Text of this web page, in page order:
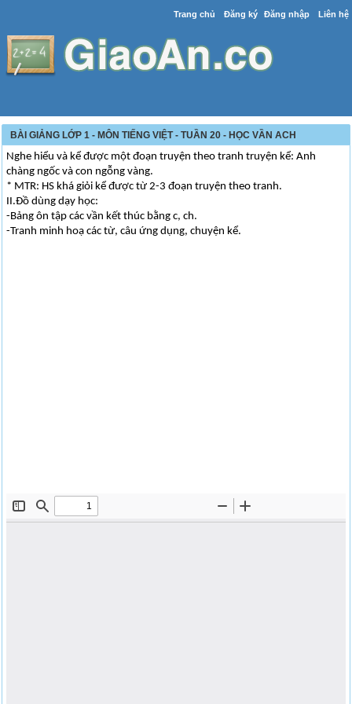
Trang chủ Đăng ký Đăng nhập Liên hệ
BÀI GIẢNG LỚP 1 - MÔN TIẾNG VIỆT - TUẦN 20 - HỌC VẦN ACH
Nghe hiểu và kể được một đoạn truyện theo tranh truyện kể: Anh
chàng ngốc và con ngỗng vàng.
* MTR: HS khá giỏi kể được từ 2-3 đoạn truyện theo tranh.
II.Đồ dùng dạy học:
-Bảng ôn tập các vần kết thúc bằng c, ch.
-Tranh minh hoạ các từ, câu ứng dụng, chuyện kể.